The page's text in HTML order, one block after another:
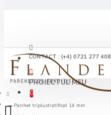
CONTACT : (+4) 0721 277 408
PROIECTUL MEU
0
Parchet triplustratificat 14 mm